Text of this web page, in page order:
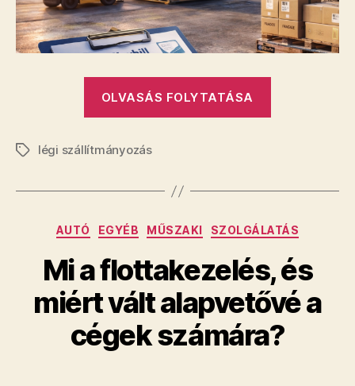
OLVASÁS FOLYTATÁSA
amit
szakértő
szerint
tudni
kell”
Címkéklégi szállítmányozás
Kategóriák
AUTÓ EGYÉB MŰSZAKI SZOLGÁLATÁS
Mi a flottakezelés, és
miért vált alapvetővé a
cégek számára?